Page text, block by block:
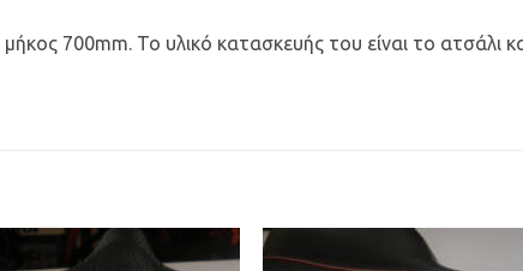
700mm. Το υλικό κατασκευής του είναι το ατσάλι